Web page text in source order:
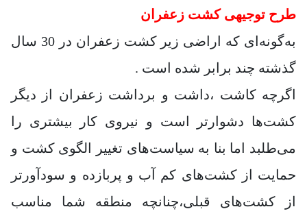
طرح توجیهی کشت زعفران
به‌گونه‌ای که اراضی زیر کشت زعفران در 30 سال
گذشته چند برابر شده است .
اگرچه کاشت ،داشت و برداشت زعفران از دیگر
کشت‌ها دشوارتر است و نیروی کار بیشتری را
می‌طلبد اما بنا به سیاست‌های تغییر الگوی کشت و
حمایت از کشت‌های کم آب و پربازده و سودآورتر
از کشت‌های قبلی،چنانچه منطقه شما مناسب